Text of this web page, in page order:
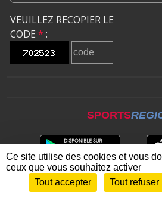
VEUILLEZ RECOPIER LE
CODE * :
SPORTS
Envie de participer ?
Ce site utilise des cookies et vous
ceux que vous souhaitez activer
Tout accepter
Tout refuser